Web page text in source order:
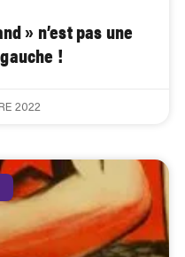
» n’est pas une
!
2022